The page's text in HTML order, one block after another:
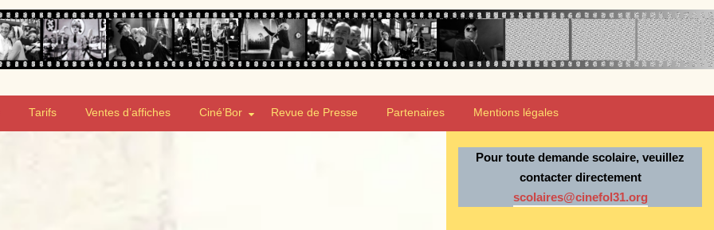
Tarifs Ventes d’affiches Ciné’Bor Revue de Presse Partenaires Mentions légales
Pour toute demande scolaire, veuillez
contacter directement
scolaires@cinefol31.org